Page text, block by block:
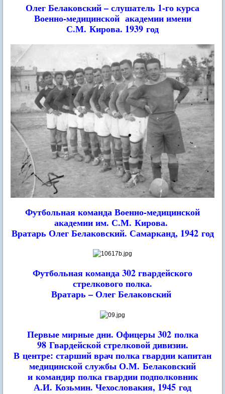
Олег Белаковский – слушатель 1-го курса
Военно-медицинской академии имени
С.М. Кирова. 1939 год
Футбольная команда Военно-медицинской
академии им. С.М. Кирова.
Вратарь Олег Белаковский. Самарканд, 1942 год
Футбольная команда 302 гвардейского
стрелкового полка.
Вратарь – Олег Белаковский
Первые мирные дни. Офицеры 302 полка
98 Гвардейской стрелковой дивизии.
В центре: старший врач полка гвардии капитан
медицинской службы О.М. Белаковский
и командир полка гвардии подполковник
А.И. Козьмин. Чехословакия, 1945 год